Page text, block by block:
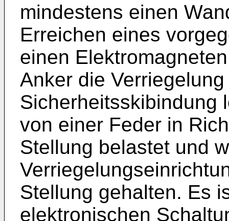
mindestens einen
Erreichen eines
einen
Anker die
Sicherheitsskibindung
von einer Feder in
Stellung belastet und
Stellung gehalten. Es
elektronischen